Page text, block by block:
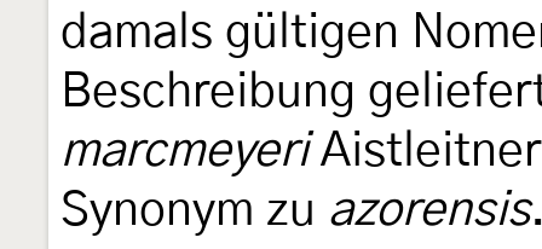
damals gültigen
Beschreibung
marcmeyeriAistleitner
Synonym zu azorensis